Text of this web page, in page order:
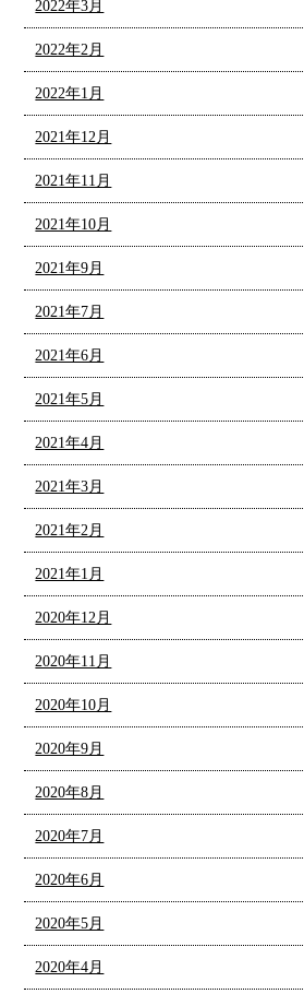
2022年3月
2022年2月
2022年1月
2021年12月
2021年11月
2021年10月
2021年9月
2021年7月
2021年6月
2021年5月
2021年4月
2021年3月
2021年2月
2021年1月
2020年12月
2020年11月
2020年10月
2020年9月
2020年8月
2020年7月
2020年6月
2020年5月
2020年4月